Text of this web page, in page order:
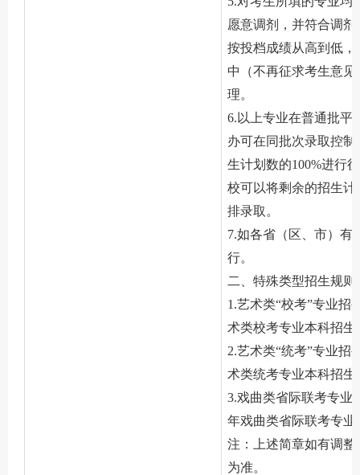
愿意调剂，并符合调
按投档成绩从高到低
中（不再征求考生意
理。
6.以上专业在普通批平
办可在同批次录取控
生计划数的100%进行
校可以将剩余的招生
排录取。
7.如各省（区、市）有
行。
二、特殊类型招生规则
1.艺术类“校考”专业招
术类校考专业本科招生
2.艺术类“统考”专业招
术类统考专业本科招生
3.戏曲类省际联考专业
年戏曲类省际联考专
注：上述简章如有调
为准。